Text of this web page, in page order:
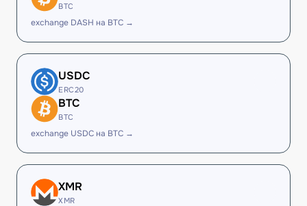
BTC
exchange DASH на BTC →
USDC
ERC20
BTC
BTC
exchange USDC на BTC →
XMR
XMR